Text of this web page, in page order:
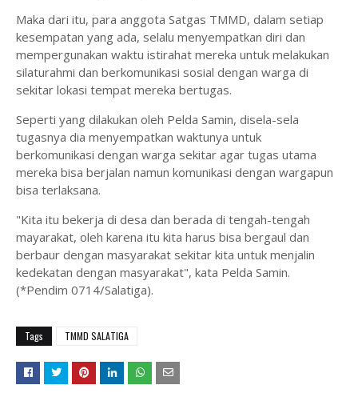
Maka dari itu, para anggota Satgas TMMD, dalam setiap
kesempatan yang ada, selalu menyempatkan diri dan
mempergunakan waktu istirahat mereka untuk melakukan
silaturahmi dan berkomunikasi sosial dengan warga di
sekitar lokasi tempat mereka bertugas.
Seperti yang dilakukan oleh Pelda Samin, disela-sela
tugasnya dia menyempatkan waktunya untuk
berkomunikasi dengan warga sekitar agar tugas utama
mereka bisa berjalan namun komunikasi dengan wargapun
bisa terlaksana.
"Kita itu bekerja di desa dan berada di tengah-tengah
mayarakat, oleh karena itu kita harus bisa bergaul dan
berbaur dengan masyarakat sekitar kita untuk menjalin
kedekatan dengan masyarakat", kata Pelda Samin.
(*Pendim 0714/Salatiga).
Tags TMMD SALATIGA